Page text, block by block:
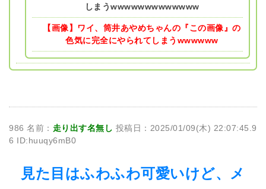
しまうwwwwwwwwwwwww
【画像】ワイ、筒井あやめちゃんの『この画像』の
色気に完全にやられてしまうwwwwww
986 名前： 走り出す名無し 投稿日：2025/01/09(木) 22:07:45.9
6 ID:huuqy6mB0
見た目はふわふわ可愛いけど、メ